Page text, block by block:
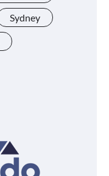
Sydney